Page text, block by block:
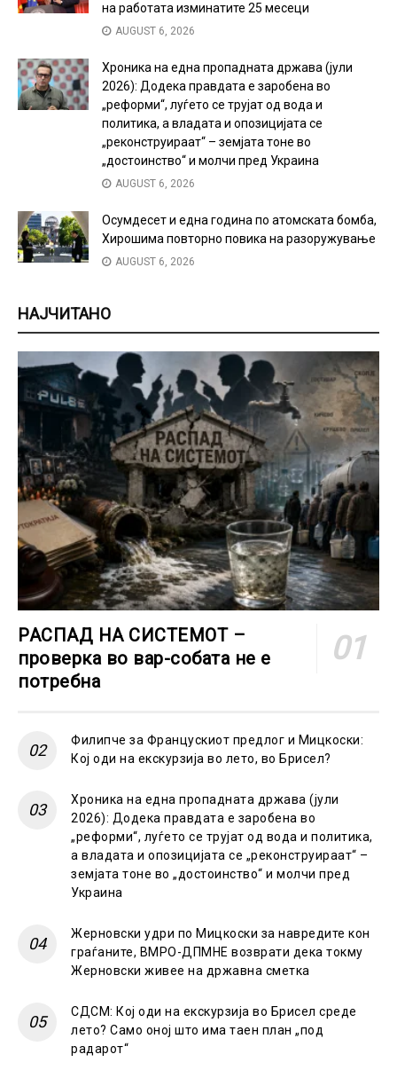
на работата изминатите 25 месеци
AUGUST 6, 2026
Хроника на една пропадната држава (јули
2026): Додека правдата е заробена во
„реформи“, луѓето се трујат од вода и
политика, а владата и опозицијата се
„реконструираат“ – земјата тоне во
„достоинство“ и молчи пред Украина
AUGUST 6, 2026
Осумдесет и една година по атомската бомба,
Хирошима повторно повика на разоружување
AUGUST 6, 2026
НАЈЧИТАНО
РАСПАД НА СИСТЕМОТ –
проверка во вар-собата не е
потребна
Филипче за Францускиот предлог и Мицкоски:
Кој оди на екскурзија во лето, во Брисел?
Хроника на една пропадната држава (јули
2026): Додека правдата е заробена во
„реформи“, луѓето се трујат од вода и политика,
а владата и опозицијата се „реконструираат“ –
земјата тоне во „достоинство“ и молчи пред
Украина
Жерновски удри по Мицкоски за навредите кон
граѓаните, ВМРО-ДПМНЕ возврати дека токму
Жерновски живее на државна сметка
СДСМ: Кој оди на екскурзија во Брисел среде
лето? Само оној што има таен план „под
радарот“